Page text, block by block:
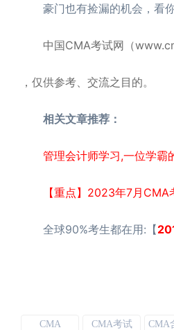
豪门也有捡漏的机会，看你
中国CMA考试网（
，仅供参考、交流之目的。
相关文章推荐：
管理会计师学习,一位学霸
【重点】2023年7月CMA
全球90%考生都在用:【
CMA CMA考试 CMA